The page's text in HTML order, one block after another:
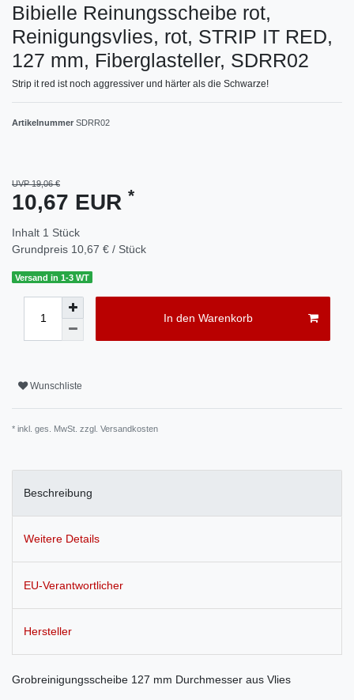
Bibielle Reinungsscheibe rot,
Reinigungsvlies, rot, STRIP IT RED,
127 mm, Fiberglasteller, SDRR02
Strip it red ist noch aggressiver und härter als die Schwarze!
Artikelnummer SDRR02
UVP 19,06 €
10,67 EUR *
Inhalt 1 Stück
Grundpreis 10,67 € / Stück
Versand in 1-3 WT
In den Warenkorb
Wunschliste
* inkl. ges. MwSt. zzgl. Versandkosten
Beschreibung
Weitere Details
EU-Verantwortlicher
Hersteller
Grobreinigungsscheibe 127 mm Durchmesser aus Vlies